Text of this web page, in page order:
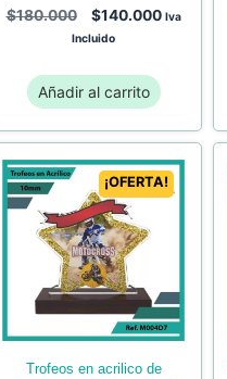
$180.000 $140.000 Iva
Incluido
Añadir al carrito
¡OFERTA!
trofeos en acrilico de